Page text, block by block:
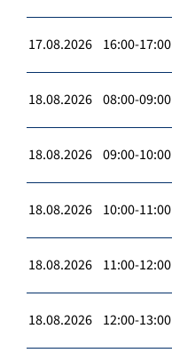
17.08.2026 16:00-17:00
18.08.2026 08:00-09:00
18.08.2026 09:00-10:00
18.08.2026 10:00-11:00
18.08.2026 11:00-12:00
18.08.2026 12:00-13:00